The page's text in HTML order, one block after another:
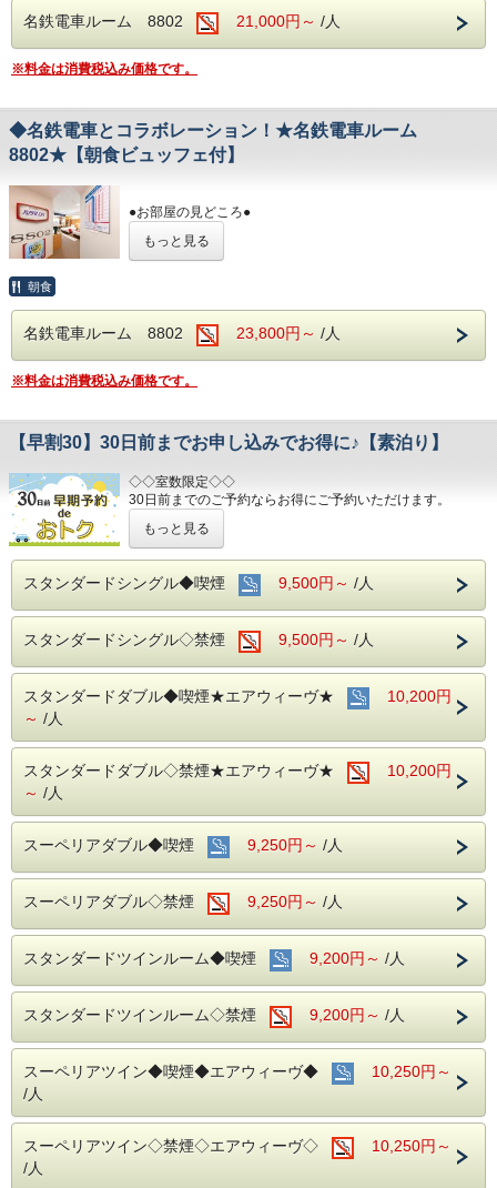
名鉄の運転士が実際に教習で使用していた本物のシミュレ
取り外したマスターコントローラー、制動弁ブレーキ、シ
ートを
※模擬運転台と走行動画は連動して動作しませ
ん。
③本物の座席シートを設置
④名鉄資料館より借用した貴重なグッズを多数展示
しみ♪
あらかじめご了承の程宜しくお願い致します。
●電車ルームからの眺めはこちら！！
名鉄電車ルーム 8802 21,000円～ /人
※料金は消費税込み価格です。
◆名鉄電車とコラボレーション！★名鉄電車ルーム
8802★【朝食ビュッフェ付】
●お部屋の見どころ●
往年の人気車両パノラマDXのヘッドマークと車両番号を
設置しました
取り外したマスターコントローラー、制動弁ブレーキ、シ
お部屋に設置しました。
※※模擬運転台と走行動画は連動して動作しませ
③本物の座席シートを設置
NEWパノラマDXシートを設置、窓からはトレインビュー
④名鉄資料館より借用した貴重なグッズを多数展示
どんなものが展示がされてあるかは、宿泊してからのお楽
しみ♪
※貴重な資料等を展示してありますので、チェック
イン時に
身分書の提示、コピーをさせて頂きます。
あらかじめご了承の程宜しくお願い致します。
●電車ルームからの眺めはこちら
営業時間：７：００～１０：００ (最終入場 ９：
名古屋めしも楽しめる和洋折衷のバイキングをご
準備しております。
もっと見る
朝食
名鉄電車ルーム 8802 23,800円～ /人
※料金は消費税込み価格です。
【早割30】30日前までお申し込みでお得に♪【素泊り】
◇◇室数限定◇◇
30日前までのご予約ならお得にご予約いただけます。
☆先のご予定がお決まりのお客様には断然オトク☆
アルコール消毒を行っております。
える事が可能です。
清掃時は常に換気をして新鮮な空気に入れ替えておりま
～ビジネス・旅行に最高のロケーション～
JR名古屋駅から徒歩４分
名鉄名古屋駅のすぐ上
お財布にも優しい ＋ お客様にも優しいホテルです♪♪
ご予約お待ちしてます(*^o^)ノ
もっと見る
スタンダードシングル◆喫煙 9,500円～ /人
スタンダードシングル◇禁煙 9,500円～ /人
スタンダードダブル◆喫煙★エアウィーヴ★
10,200円
～ /人
スタンダードダブル◇禁煙★エアウィーヴ★
10,200円
～ /人
スーペリアダブル◆喫煙 9,250円～ /人
スーペリアダブル◇禁煙 9,250円～ /人
スタンダードツインルーム◆喫煙 9,200円～ /人
スタンダードツインルーム◇禁煙 9,200円～ /人
スーペリアツイン◆喫煙◆エアウィーヴ◆
10,250円～
/人
スーペリアツイン◇禁煙◇エアウィーヴ◇
10,250円～
/人